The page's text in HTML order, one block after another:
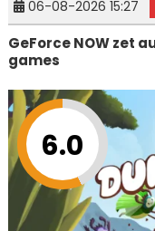
06-08-2026 15:27
GeForce NOW zet
games
6.0